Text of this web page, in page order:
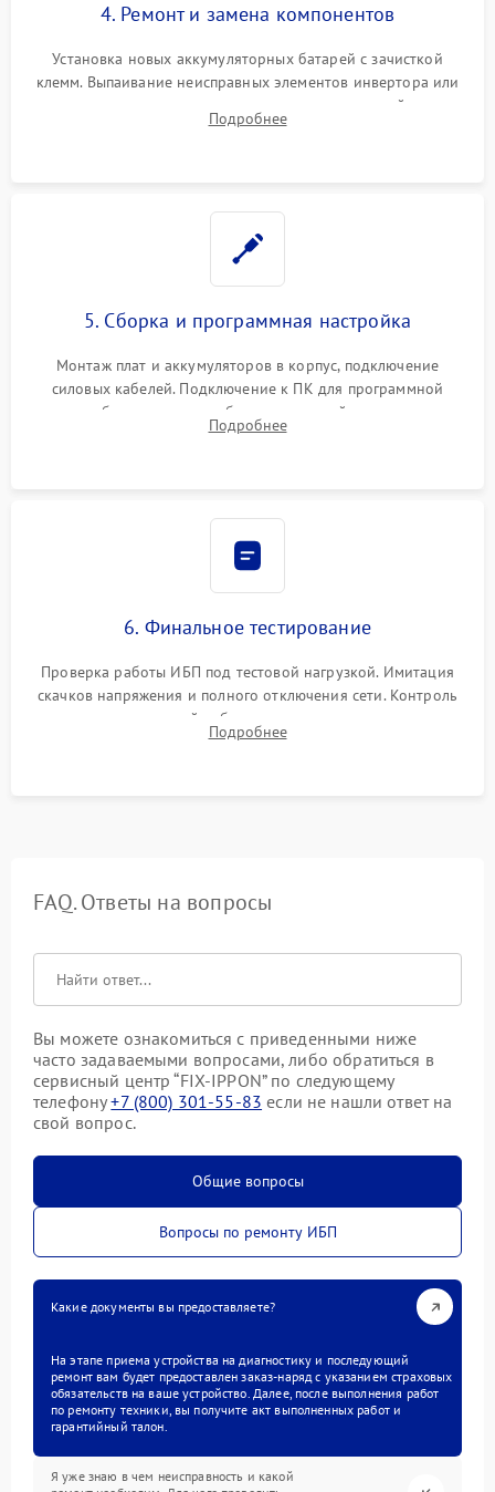
4. Ремонт и замена компонентов
Установка новых аккумуляторных батарей с зачисткой
клемм. Выпаивание неисправных элементов инвертора или
цепи зарядки и монтаж новых радиодеталей.
Восстановление поврежденных токоведущих дорожек и
Подробнее
5. Сборка и программная настройка
Монтаж плат и аккумуляторов в корпус, подключение
силовых кабелей. Подключение к ПК для программной
калибровки констант батареи, настройки порогов
срабатывания AVR и сброса счетчиков старения АКБ.
Подробнее
6. Финальное тестирование
Проверка работы ИБП под тестовой нагрузкой. Имитация
скачков напряжения и полного отключения сети. Контроль
времени автономной работы, температурного режима и
корректности формы выходного сигнала.
Подробнее
FAQ. Ответы на вопросы
Вы можете ознакомиться с приведенными ниже
часто задаваемыми вопросами, либо обратиться в
сервисный центр “FIX-IPPON” по следующему
телефону+7 (800) 301-55-83 если не нашли ответ на
свой вопрос.
Общие вопросы
Вопросы по ремонту ИБП
Какие документы вы предоставляете?
На этапе приема устройства на диагностику и последующий
ремонт вам будет предоставлен заказ-наряд с указанием страховых
обязательств на ваше устройство. Далее, после выполнения работ
по ремонту техники, вы получите акт выполненных работ и
гарантийный талон.
Я уже знаю в чем неисправность и какой